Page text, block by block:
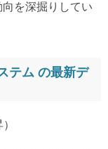
を深掘りしてい
テム の最新デ